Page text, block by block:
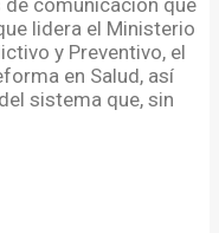
comunicación que
lidera el Ministerio
y Preventivo, el
en Salud, así
sistema que, sin